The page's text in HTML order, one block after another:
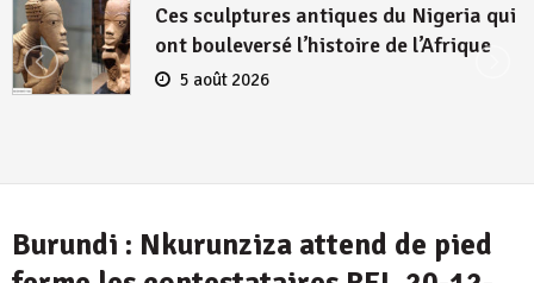
Ces sculptures antiques du Nigeria qui
ont bouleversé l’histoire de l’Afrique
5 août 2026
Burundi : Nkurunziza attend de pied